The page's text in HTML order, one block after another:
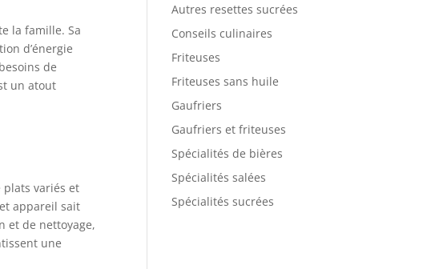
la famille. Sa
d’énergie
de
un atout
variés et
appareil sait
et de nettoyage,
une
Autres resettes sucrées
Conseils culinaires
Friteuses
Friteuses sans huile
Gaufriers
Gaufriers et friteuses
Spécialités de bières
Spécialités salées
Spécialités sucrées